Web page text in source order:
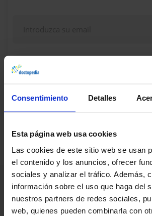
Consentimiento Detalles
Esta página web usa cookies
Las cookies de este sitio web se usan
el contenido y los anuncios, ofrecer
sociales y analizar el tráfico. Además,
información sobre el uso que haga del
nuestros partners de redes sociales,
web, quienes pueden combinarla con
¿Dudas, problemas? Consulte nuestra
Preguntas frecuentes